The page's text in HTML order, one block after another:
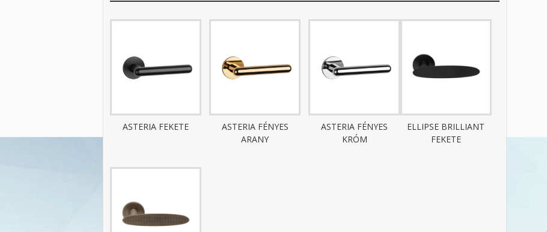
ASTERIA FEKETE
ASTERIA FÉNYES
ARANY
ASTERIA FÉNYES
KRÓM
ELLIPSE BRILLIANT
FEKETE